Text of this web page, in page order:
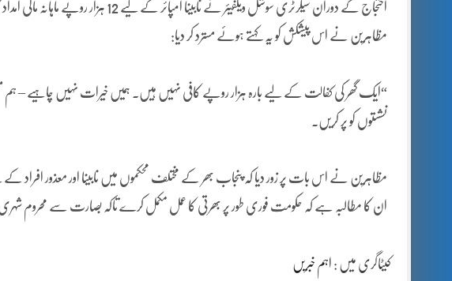
احتجاج کے دوران سیکرٹری سوشل ویلفیئر نے نابینا امپائر کے لیے 12 ہزار روپے ماہانہ مالی امداد کا اعلان کیا۔
مظاہرین نے اس پیشکش کو یہ کہتے ہوئے مسترد کر دیا:
“ایک گھر کی کفالت کے لیے بارہ ہزار روپے کافی نہیں ہیں۔ ہمیں خیرات نہیں چاہیے –
نشستوں کو پر کریں۔
مظاہرین نے اس بات پر زور دیا کہ پنجاب بھر کے مختلف محکموں میں نابینا اور معذور افراد کے
ان کا مطالبہ ہے کہ حکومت فوری طور پر بھرتی کا عمل مکمل کرے تاکہ بصارت سے محروم
کیٹاگری میں : اہم خبریں